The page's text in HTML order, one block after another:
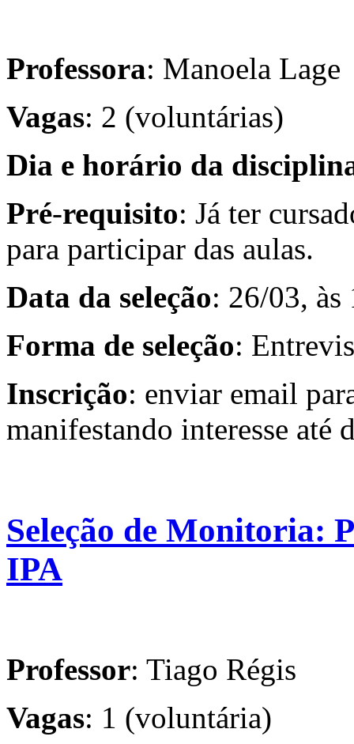
Professora: Manoela Lage
Vagas: 2 (voluntárias)
Dia e horário da
Pré-requisito: Já ter
para participar das aulas.
Data da seleção: 26/03,
Forma de seleção:
Inscrição: enviar email
manifestando interesse até
Seleção de Monitoria:
IPA
Professor: Tiago Régis
Vagas: 1 (voluntária)